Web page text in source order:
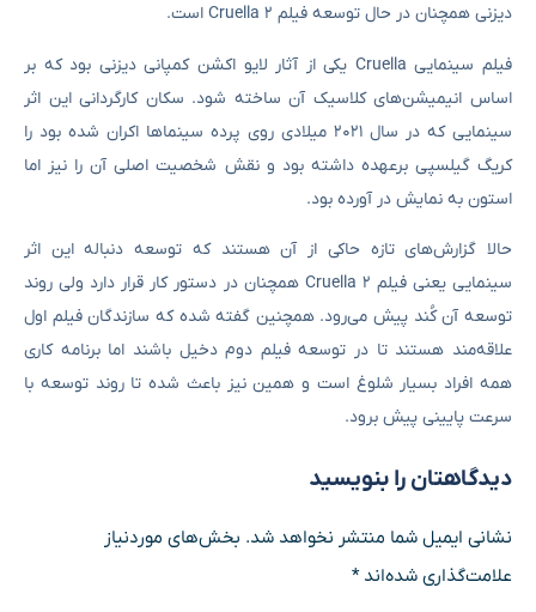
دیزنی همچنان در حال توسعه فیلم Cruella 2 است.
فیلم سینمایی Cruella یکی از آثار لایو اکشن کمپانی دیزنی بود که بر
اساس انیمیشن‌های کلاسیک آن ساخته شود. سکان کارگردانی این اثر
سینمایی که در سال ۲۰۲۱ میلادی روی پرده سینماها اکران شده بود را
کریگ گیلسپی برعهده داشته بود و نقش شخصیت اصلی آن را نیز اما
استون به نمایش در آورده بود.
حالا گزارش‌های تازه حاکی از آن هستند که توسعه دنباله این اثر
سینمایی یعنی فیلم Cruella 2 همچنان در دستور کار قرار دارد ولی روند
توسعه آن کُند پیش می‌رود. همچنین گفته شده که سازندگان فیلم اول
علاقه‌مند هستند تا در توسعه فیلم دوم دخیل باشند اما برنامه کاری
همه افراد بسیار شلوغ است و همین نیز باعث شده تا روند توسعه با
سرعت پایینی پیش برود.
دیدگاهتان را بنویسید
نشانی ایمیل شما منتشر نخواهد شد. بخش‌های موردنیاز
علامت‌گذاری شده‌اند*